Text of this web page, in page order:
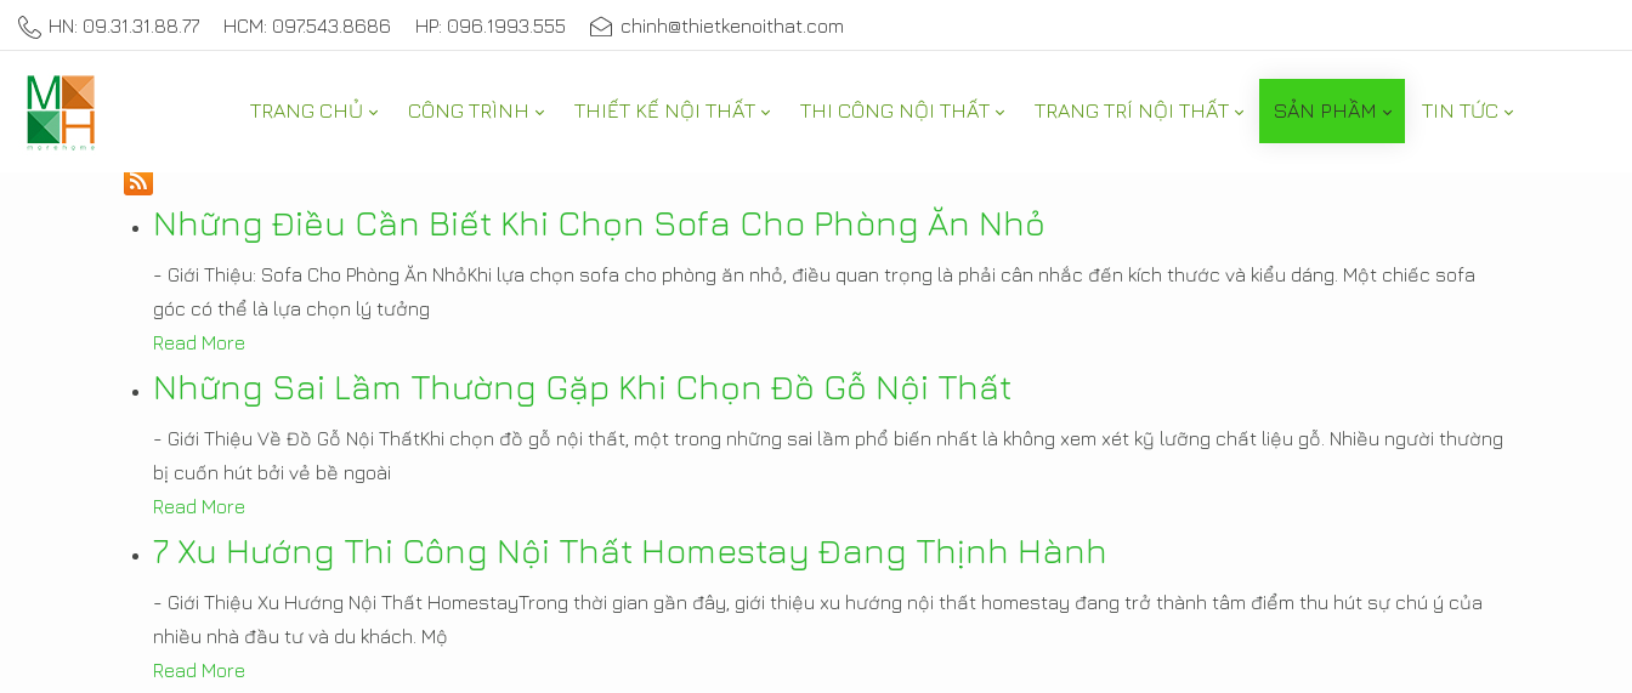
HN: 09.31.31.88.77 HCM: 097.543.8686 HP: 096.1993.555 chinh@thietkenoithat.com
TRANG CHỦ CÔNG TRÌNH THIẾT KẾ NỘI THẤT THI CÔNG NỘI THẤT TRANG TRÍ NỘI THẤT SẢN PHẦM TIN TỨC
TƯ VẤN TRANG TRÍ NHÀ ĐẸP
Những Điều Cần Biết Khi Chọn Sofa Cho Phòng Ăn Nhỏ
- Giới Thiệu: Sofa Cho Phòng Ăn NhỏKhi lựa chọn sofa cho phòng ăn nhỏ, điều quan trọng là phải cân nhắc đến kích thước và kiểu dáng. Một chiếc sofa
góc có thể là lựa chọn lý tưởng
Read More
Những Sai Lầm Thường Gặp Khi Chọn Đồ Gỗ Nội Thất
- Giới Thiệu Về Đồ Gỗ Nội ThấtKhi chọn đồ gỗ nội thất, một trong những sai lầm phổ biến nhất là không xem xét kỹ lưỡng chất liệu gỗ. Nhiều người thường
bị cuốn hút bởi vẻ bề ngoài
Read More
7 Xu Hướng Thi Công Nội Thất Homestay Đang Thịnh Hành
- Giới Thiệu Xu Hướng Nội Thất HomestayTrong thời gian gần đây, giới thiệu xu hướng nội thất homestay đang trở thành tâm điểm thu hút sự chú ý của
nhiều nhà đầu tư và du khách. Mộ
Read More